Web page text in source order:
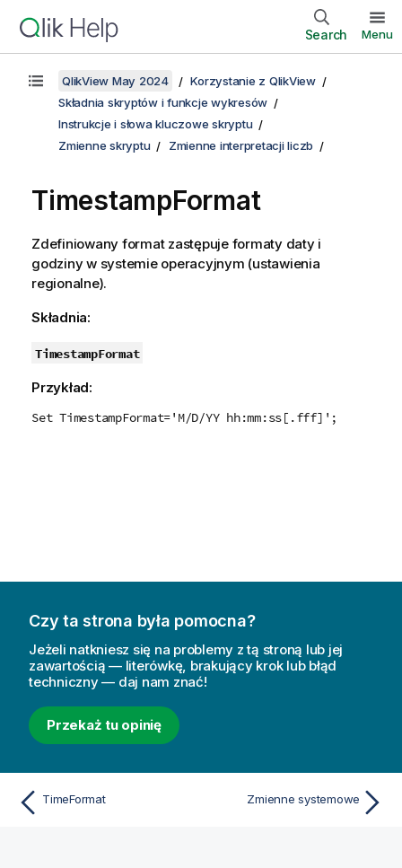
Search Menu
QlikView May 2024
Korzystanie z QlikView
Składnia skryptów i funkcje wykresów
Instrukcje i słowa kluczowe skryptu
Zmienne skryptu
Zmienne interpretacji liczb
TimestampFormat
Zdefiniowany format zastępuje formaty daty i
godziny w systemie operacyjnym (ustawienia
regionalne).
Składnia:
TimestampFormat
Przykład:
Set TimestampFormat='M/D/YY hh:mm:ss[.fff]';
Czy ta strona była pomocna?
Jeżeli natkniesz się na problemy z tą stroną lub jej
zawartością — literówkę, brakujący krok lub błąd
techniczny — daj nam znać!
Przekaż tu opinię
TimeFormat Zmienne systemowe